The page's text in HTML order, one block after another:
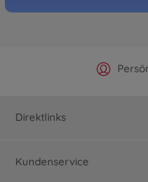
Direktlinks
Kundenservice